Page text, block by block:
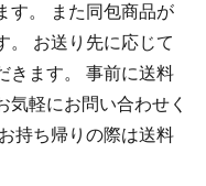
草履・はきもの
得度・中仏用品
式章・略肩衣
ご法要用品・箱類
讃佛歌掛図
戸帳・華鬘
す。 また同包商品が
。 お送り先に応じて
きます。 事前に送料
気軽にお問い合わせく
持ち帰りの際は送料